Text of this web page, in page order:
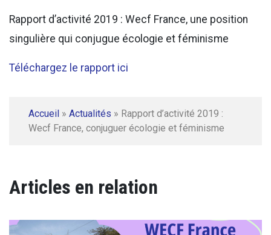
Rapport d’activité 2019 : Wecf France, une position
singulière qui conjugue écologie et féminisme
Téléchargez le rapport ici
Accueil » Actualités » Rapport d’activité 2019 :
Wecf France, conjuguer écologie et féminisme
Articles en relation